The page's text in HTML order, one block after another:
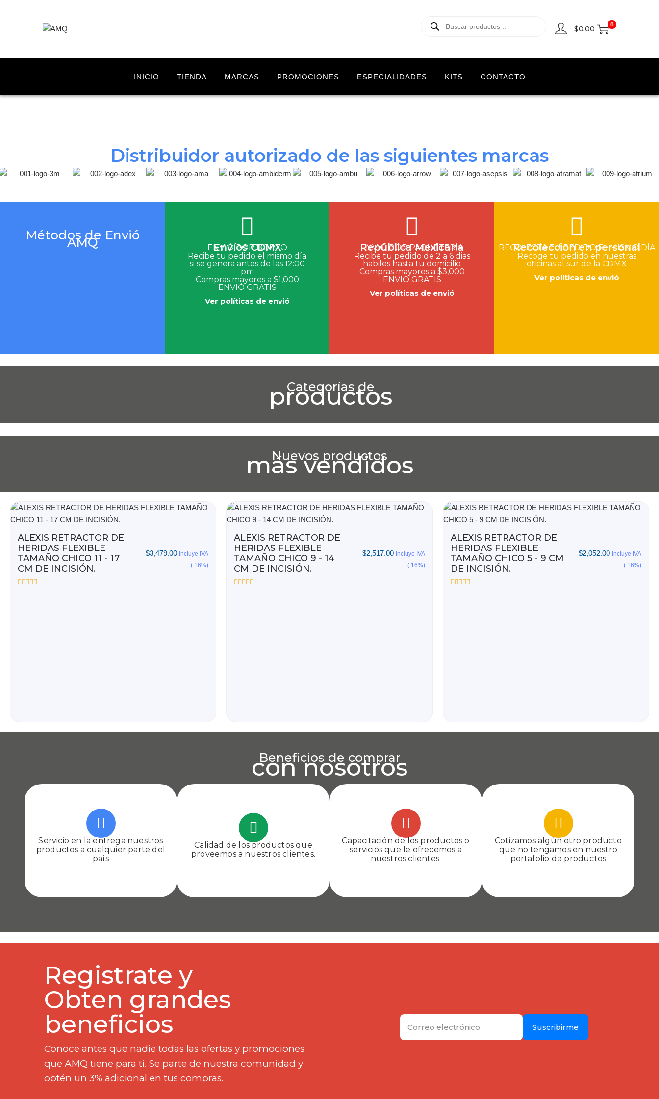
$0.00
0
INICIO TIENDA MARCAS PROMOCIONES ESPECIALIDADES KITS CONTACTO
Distribuidor autorizado de las siguientes marcas
Métodos de Envió
AMQ Envíos CDMX
ENVIÓ POR BORZO
Recibe tu pedido el mismo día
si se genera antes de las 12:00
pm
Compras mayores a $1,000
ENVIÓ GRATIS
Ver políticas de envió
República Mexicana
ENVIÓ POR PAQUETERÍA
Recibe tu pedido de 2 a 6 dias
habiles hasta tu domicilio
Compras mayores a $3,000
ENVIÓ GRATIS
Ver políticas de envió
Recoleccion en personal
RECOLECTA TU PEDIDO EL MISMO DÍA
Recoge tu pedido en nuestras
oficinas al sur de la CDMX
Ver políticas de envió
Categorías de
productos
Nuevos productos
más vendidos
ALEXIS RETRACTOR DE
HERIDAS FLEXIBLE
TAMAÑO CHICO 11 - 17
CM DE INCISIÓN.
$3,479.00 Incluye IVA
(.16%)
ALEXIS RETRACTOR DE
HERIDAS FLEXIBLE
TAMAÑO CHICO 9 - 14
CM DE INCISIÓN.
$2,517.00 Incluye IVA
(.16%)
ALEXIS RETRACTOR DE
HERIDAS FLEXIBLE
TAMAÑO CHICO 5 - 9 CM
DE INCISIÓN.
$2,052.00 Incluye IVA
(.16%)
Beneficios de comprar
con nosotros
Servicio en la entrega nuestros
productos a cualquier parte del
país
Calidad de los productos que
proveemos a nuestros clientes.​
Capacitación de los productos o
servicios que le ofrecemos a
nuestros clientes.​
Cotizamos algún otro producto
que no tengamos en nuestro
portafolio de productos
Registrate y
Obten grandes
beneficios
Conoce antes que nadie todas las ofertas y promociones
que AMQ tiene para ti. Se parte de nuestra comunidad y
obtén un 3% adicional en tus compras.
Suscribirme